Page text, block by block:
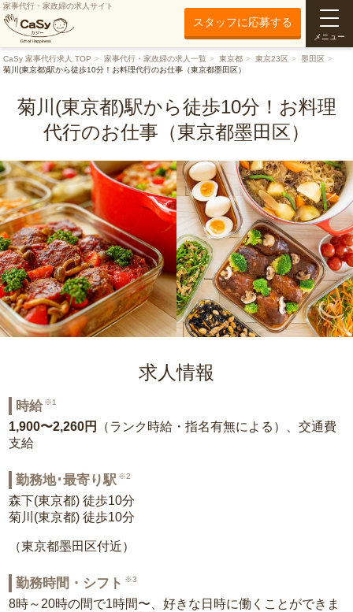
家事代行・家政婦の求人サイト
スタッフに応募する
メニュー
CaSy 家事代行求人 TOP 家事代行・家政婦の求人一覧 東京都 東京23区
墨田区
菊川(東京都)駅から徒歩10分！お料理代行のお仕事（東京都墨田区）
菊川(東京都)駅から徒歩10分！お料理
代行のお仕事（東京都墨田区）
求人情報
時給 ※1
1,900〜2,260円
（ランク時給・指名有無による）、交通費
支給
勤務地･最寄り駅 ※2
森下(東京都) 徒歩10分
菊川(東京都) 徒歩10分
（東京都墨田区付近）
勤務時間・シフト ※3
8時～20時の間で1時間〜、好きな日時に働くことができま